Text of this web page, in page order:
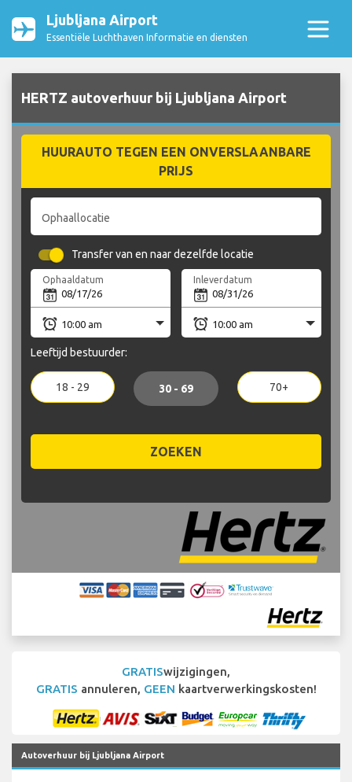
Ljubljana Airport
Essentiële Luchthaven Informatie en diensten
HERTZ autoverhuur bij Ljubljana Airport
HUURAUTO TEGEN EEN ONVERSLAANBARE
PRIJS
Ophaallocatie
Transfer van en naar dezelfde locatie
Ophaaldatum Inleverdatum
Leeftijd bestuurder:
18 - 29 30 - 69 70+
ZOEKEN
GRATISwijzigingen,
GRATIS annuleren, GEEN kaartverwerkingskosten!
Autoverhuur bij Ljubljana Airport